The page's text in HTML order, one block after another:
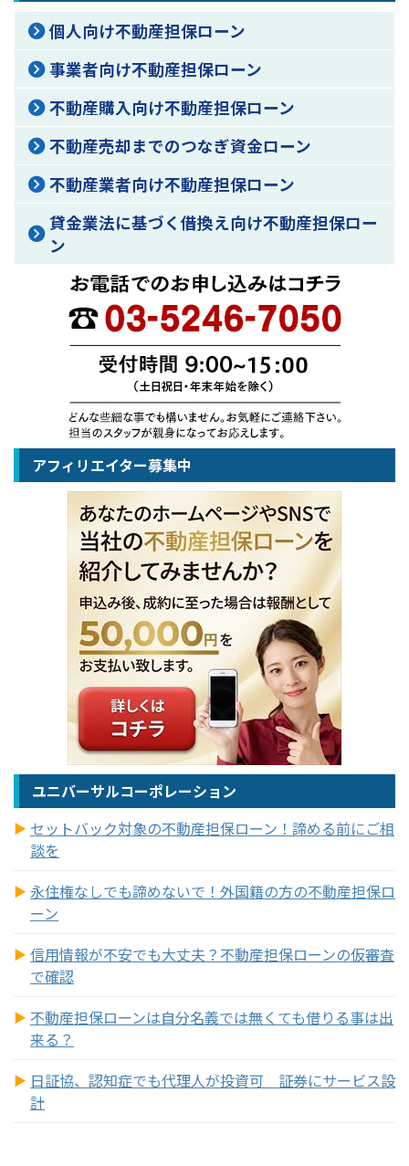
個人向け不動産担保ローン
事業者向け不動産担保ローン
不動産購入向け不動産担保ローン
不動産売却までのつなぎ資金ローン
不動産業者向け不動産担保ローン
貸金業法に基づく借換え向け不動産担保ロー
ン
アフィリエイター募集中
ユニバーサルコーポレーション
セットバック対象の不動産担保ローン！諦める前にご相
談を
永住権なしでも諦めないで！外国籍の方の不動産担保ロ
ーン
信用情報が不安でも大丈夫？不動産担保ローンの仮審査
で確認
不動産担保ローンは自分名義では無くても借りる事は出
来る？
日証協、認知症でも代理人が投資可 証券にサービス設
計